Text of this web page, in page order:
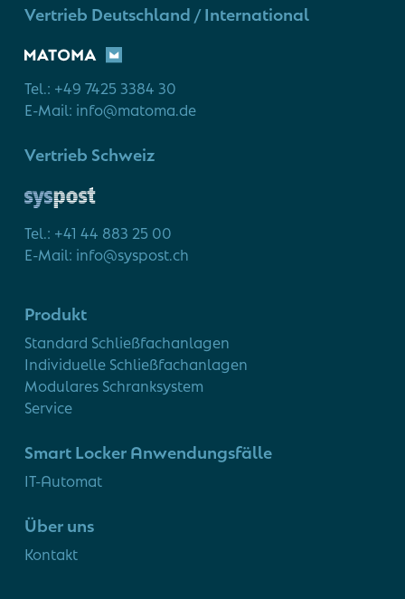
Vertrieb Deutschland / International
Tel.: +49 7425 3384 30
E-Mail: info@matoma.de
Vertrieb Schweiz
Tel.: +41 44 883 25 00
E-Mail: info@syspost.ch
Produkt
Standard Schließfachanlagen
Individuelle Schließfachanlagen
Modulares Schranksystem
Service
Smart Locker Anwendungsfälle
IT-Automat
Über uns
Kontakt